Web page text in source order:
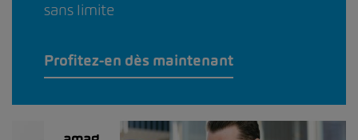
sans limite
Profitez-en dès maintenant